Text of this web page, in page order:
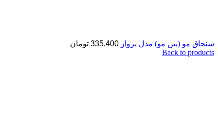
سنجاق مو (پین مو) مدل پرواز 335,400 تومان
Back to products